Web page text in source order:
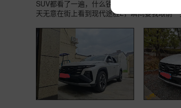
SUV都看了一遍，什么锐际，昂科威S，威兰
天无意在街上看到现代途胜L，瞬间要我眼前